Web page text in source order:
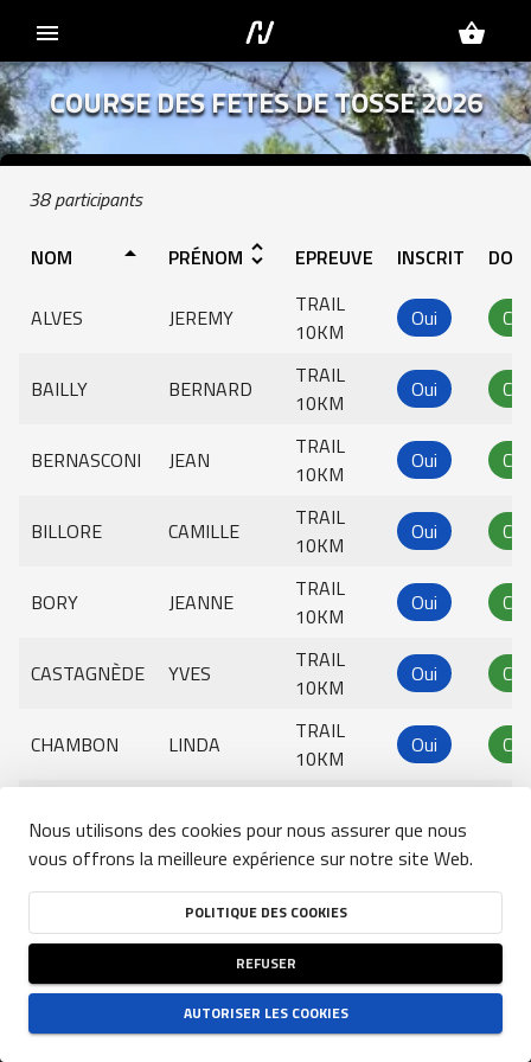
menu shopping_basket
COURSE DES FETES DE TOSSE 2026
Rechercher
Rechercher
Équipes: 0 Effacer les filtres
38 participants
NOM arrow_drop_up PRÉNOM unfold_more EPREUVE INSCRIT
ALVES JEREMY
TRAIL
10KM
Oui
BAILLY BERNARD
TRAIL
10KM
Oui
BERNASCONI JEAN
TRAIL
10KM
Oui
BILLORE CAMILLE
TRAIL
10KM
Oui
BORY JEANNE
TRAIL
10KM
Oui
CASTAGNÈDE YVES
TRAIL
10KM
Oui
CHAMBON LINDA
TRAIL
10KM
Oui
10KM
CHOTIN TITOUAN
TRAIL
10KM
Oui
TRAIL
DASSAUD JOHAN
TRAIL
10KM
Oui
CONDITIONS GÉNÉRALES D'UTILISATION DU SITE-POLITIQUE DE CONFIDENTIALITÉ
POLITIQUE DES COOKIES
Nous utilisons des cookies pour nous assurer que nous
vous offrons la meilleure expérience sur notre site Web.
POLITIQUE DES COOKIES
REFUSER
AUTORISER LES COOKIES